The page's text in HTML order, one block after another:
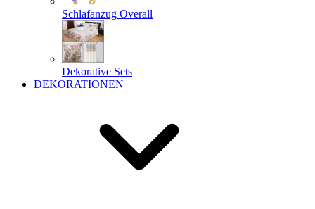
Schlafanzug Overall
Dekorative Sets
DEKORATIONEN